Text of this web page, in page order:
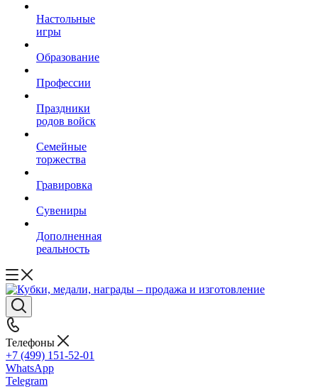
Настольные
игры
Образование
Профессии
Праздники
родов войск
Семейные
торжества
Гравировка
Сувениры
Дополненная
реальность
Телефоны
+7 (499) 151-52-01
WhatsApp
Telegram